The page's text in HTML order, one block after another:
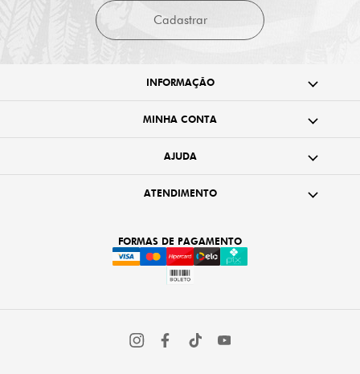
Cadastrar
INFORMAÇÃO
MINHA CONTA
AJUDA
ATENDIMENTO
FORMAS DE PAGAMENTO